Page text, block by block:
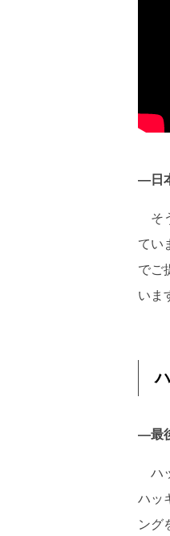
―日
そ
てい
でご
いま
―最
ハ
ハッ
ング